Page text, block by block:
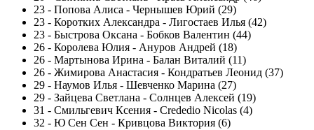
23 - Попова Алиса - Чернышев Юрий (29)
23 - Коротких Александра - Лигостаев Илья (42)
23 - Быстрова Оксана - Бобков Валентин (44)
26 - Королева Юлия - Ануров Андрей (18)
26 - Мартынова Ирина - Балан Виталий (11)
26 - Жимирова Анастасия - Кондратьев Леонид (37)
29 - Наумов Илья - Шевченко Марина (27)
29 - Зайцева Светлана - Солнцев Алексей (19)
31 - Смильгевич Ксения - Crededio Nicolas (4)
32 - Ю Сен Сен - Кривцова Виктория (6)